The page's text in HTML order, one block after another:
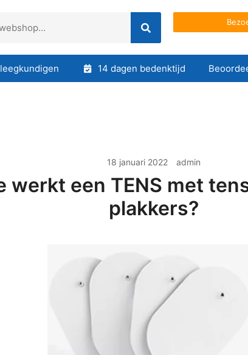
14 dagen bedenktijd
18 januari 2022 admin
werkt een TENS met
plakkers?